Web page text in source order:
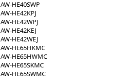
AW-HE40SWP
AW-HE42KPJ
AW-HE42WPJ
AW-HE42KEJ
AW-HE42WEJ
AW-HE65HKMC
AW-HE65HWMC
AW-HE65SKMC
AW-HE65SWMC